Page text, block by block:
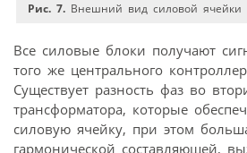
Рис. 7. Внешний вид силовой ячейки
Все силовые блоки получают
того же центрального
Существует разность фаз во
трансформатора, которые
силовую ячейку, при этом
гармонической составляющей,